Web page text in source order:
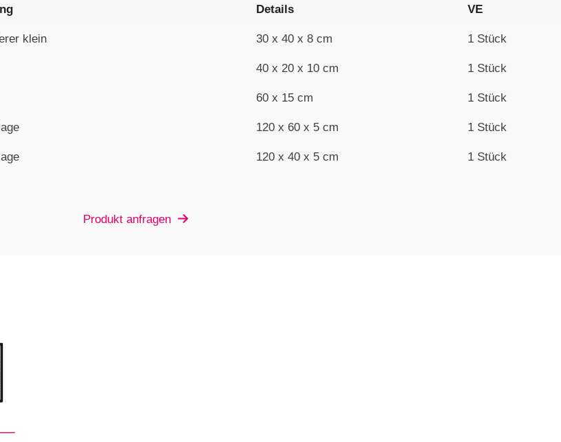
Details VE
klein 30 x 40 x 8 cm 1 Stück
40 x 20 x 10 cm 1 Stück
60 x 15 cm 1 Stück
120 x 60 x 5 cm 1 Stück
120 x 40 x 5 cm 1 Stück
Produkt anfragen